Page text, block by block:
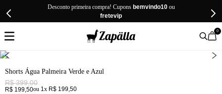
Desconto primeira compra! Cupons bemvindo10ou
fretevip
0
Shorts Água Palmeira Verde e Azul
R$ 399,00
R$ 199,50ou 1x R$ 199,50